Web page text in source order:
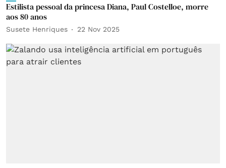
Estilista pessoal da princesa Diana, Paul Costelloe, morre
aos 80 anos
Susete Henriques 22 Nov 2025